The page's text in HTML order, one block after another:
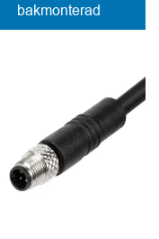
bakmonterad
Kontaktdon PCB-